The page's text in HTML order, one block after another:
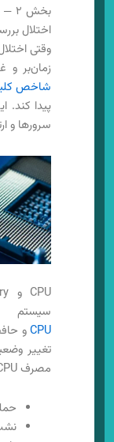
اختلال
وقتی
زمان‌بر و
شاخص
پیدا
سرورها و
سیستم
CPUو
تغییر
مصرف CPU یا Memory می‌تواند نشانه: